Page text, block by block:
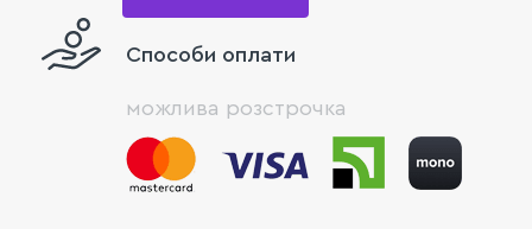
Способи оплати
можлива розстрочка